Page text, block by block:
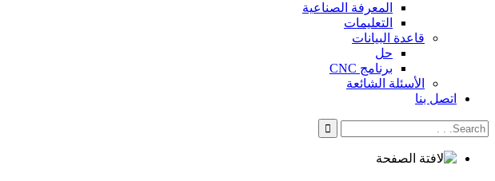
المعرفة الصناعية
التعليمات
قاعدة البيانات
حل
برنامج CNC
الأسئلة الشائعة
اتصل بنا